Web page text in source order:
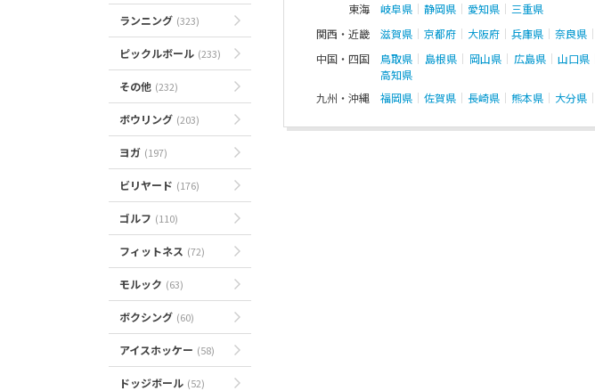
ランニング (323)
ピックルボール (233)
その他 (232)
ボウリング (203)
ヨガ (197)
ビリヤード (176)
ゴルフ (110)
フィットネス (72)
モルック (63)
ボクシング (60)
アイスホッケー (58)
ドッジボール (52)
東海
岐阜県 静岡県 愛知県
三重県
関西・近畿
滋賀県 京都府 大阪府 兵庫県 奈良県
中国・四国
鳥取県 島根県 岡山県 広島県 山口県
高知県
九州・沖縄
福岡県 佐賀県 長崎県 熊本県 大分県